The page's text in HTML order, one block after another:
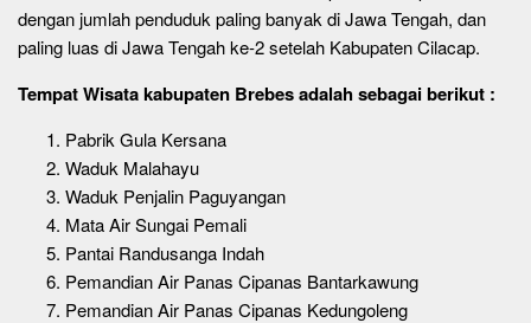
dengan jumlah penduduk paling banyak di Jawa Tengah, dan
paling luas di Jawa Tengah ke-2 setelah Kabupaten Cilacap.
Tempat Wisata kabupaten Brebes adalah sebagai berikut :
Pabrik Gula Kersana
Waduk Malahayu
Waduk Penjalin Paguyangan
Mata Air Sungai Pemali
Pantai Randusanga Indah
Pemandian Air Panas Cipanas Bantarkawung
Pemandian Air Panas Cipanas Kedungoleng